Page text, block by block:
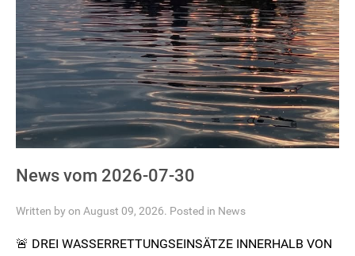
News vom 2026-07-30
Written by on August 09, 2026. Posted in News
🚨 DREI WASSERRETTUNGSEINSÄTZE INNERHALB VON